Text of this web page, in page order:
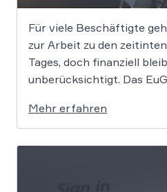
Für viele Beschäftigte
zur Arbeit zu den
Tages, doch finanziell
unberücksichtigt. Das
vielen Arbeitnehmern den
Vergütung der Wegezeit
unterwegs ist, könnte für
Mehr erfahren